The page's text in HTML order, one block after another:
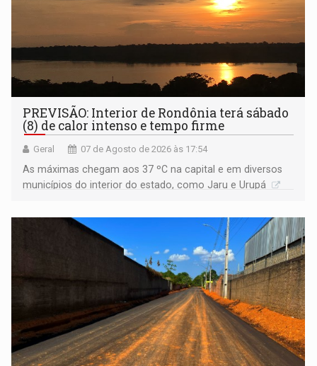
PREVISÃO: Interior de Rondônia terá sábado
(8) de calor intenso e tempo firme
Geral 07 de Agosto de 2026 às 17:54
As máximas chegam aos 37 ºC na capital e em diversos
municípios do interior do estado, como Jaru e Urupá